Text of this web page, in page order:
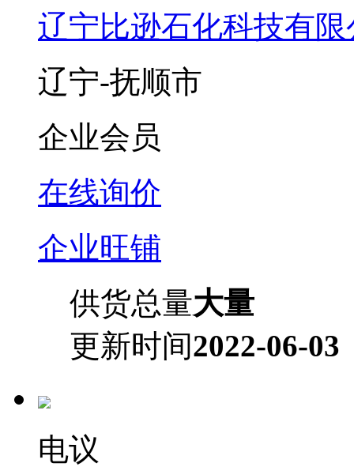
辽宁比逊石化科技有限
辽宁-抚顺市
企业会员
在线询价
企业旺铺
供货总量大量
更新时间2022-06-03
电议